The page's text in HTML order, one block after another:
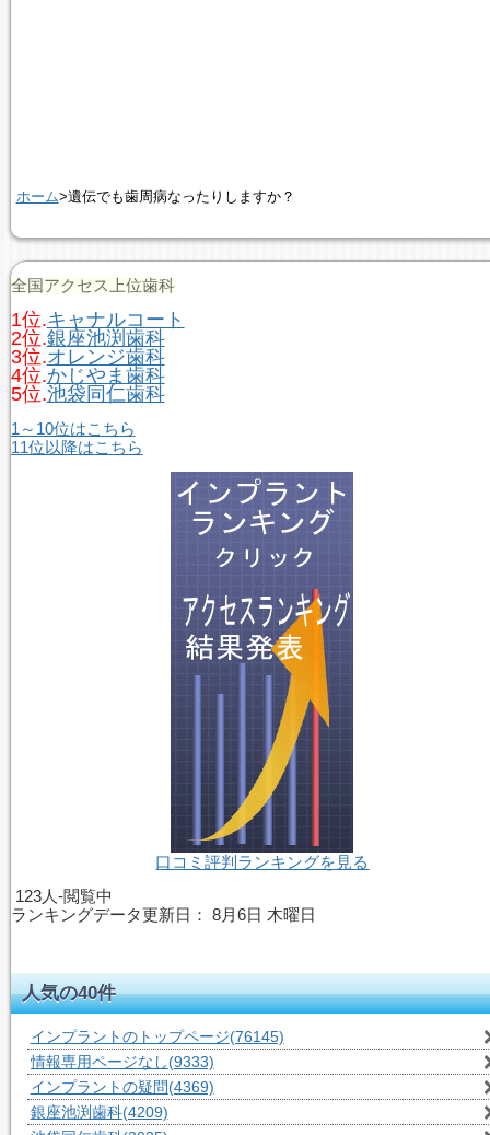
ホーム>遺伝でも歯周病なったりしますか？
全国アクセス上位歯科
1位.キャナルコート
2位.銀座池渕歯科
3位.オレンジ歯科
4位.かじやま歯科
5位.池袋同仁歯科
1～10位はこちら
11位以降はこちら
口コミ評判ランキングを見る
123人-閲覧中
ランキングデータ更新日： 8月6日 木曜日
人気の40件
インプラントのトップページ(76145)
情報専用ページなし(9333)
インプラントの疑問(4369)
銀座池渕歯科(4209)